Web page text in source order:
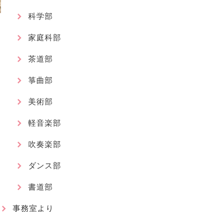
科学部
家庭科部
茶道部
箏曲部
美術部
軽音楽部
吹奏楽部
ダンス部
書道部
事務室より